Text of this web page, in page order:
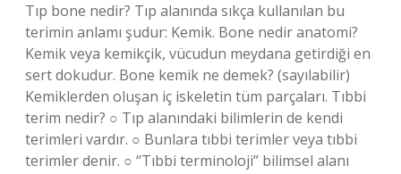
Tıp bone nedir? Tıp alanında sıkça kullanılan bu
terimin anlamı şudur: Kemik. Bone nedir anatomi?
Kemik veya kemikçik, vücudun meydana getirdiği en
sert dokudur. Bone kemik ne demek? (sayılabilir)
Kemiklerden oluşan iç iskeletin tüm parçaları. Tıbbi
terim nedir? ○ Tıp alanındaki bilimlerin de kendi
terimleri vardır. ○ Bunlara tıbbi terimler veya tıbbi
terimler denir. ○ “Tıbbi terminoloji” bilimsel alanı